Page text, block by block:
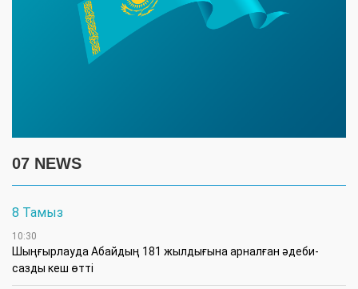
07 NEWS
8 Тамыз
10:30
Шыңғырлауда Абайдың 181 жылдығына арналған әдеби-
сазды кеш өтті